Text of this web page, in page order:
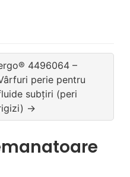
4496064 –
perie pentru
subțiri (peri
→